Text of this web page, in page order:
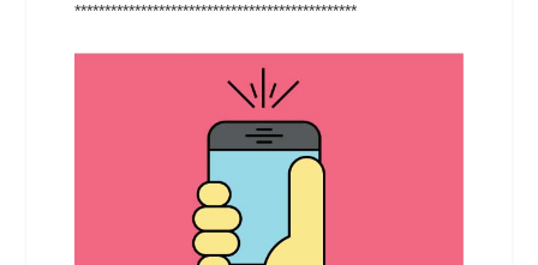
***********************************************